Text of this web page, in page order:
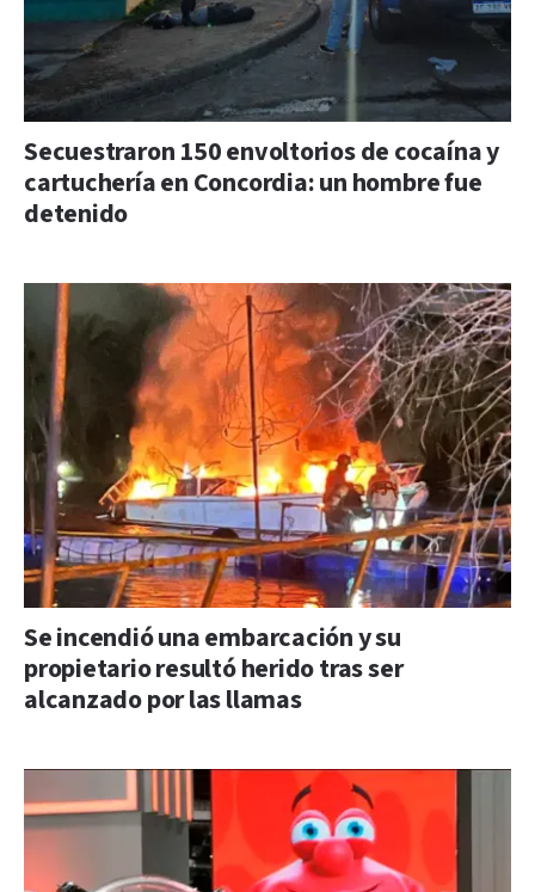
Secuestraron 150 envoltorios de cocaína y
cartuchería en Concordia: un hombre fue
detenido
Se incendió una embarcación y su
propietario resultó herido tras ser
alcanzado por las llamas